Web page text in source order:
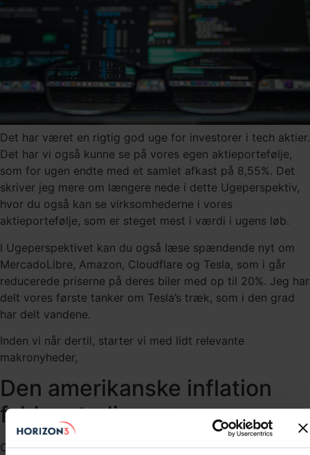
Det har været en rigtig god uge for investorer i tech aktier.
Det har vi også kunne se på vores egen aktieportefølje,
som for ugen endte med et samlet afkast på 8,55%. Det
skriver jeg mere om længere nede i dette Ugeperspektiv,
hvor du også kan se virksomhederne i vores
aktieportefølje, som er steget mest i værdi i ugens løb.
I Ugeperspektivet kan du også læse spændende nyt om
MercadoLibre, Amazon, Cloudflare og Tesla, som i går
reducerede priserne på deres biler med op til 20%. Jeg har
delt vores første tanker om Tesla’s træk, som i den grad
har delt vandene.
Inden vi når dertil, starter vi med lidt relevante
makronyheder,
Den amerikanske inflation
falder stadig
Onsdag kom der friske inflationstal fra det amerikanske